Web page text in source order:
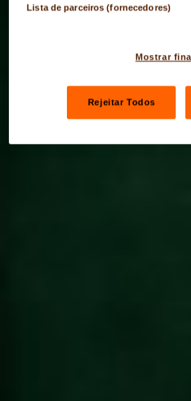
Lista de parceiros (fornecedores)
Mostrar
Rejeitar Todos